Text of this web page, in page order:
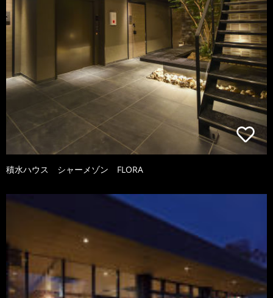
積水ハウス シャーメゾン FLORA